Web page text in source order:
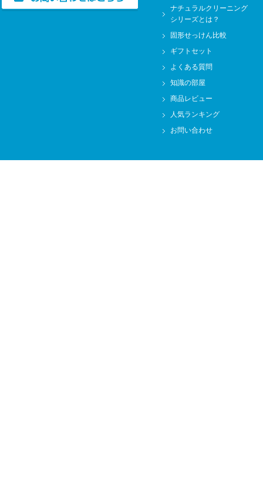
ナチュラルクリーニング
シリーズとは？
固形せっけん比較
ギフトセット
よくある質問
知識の部屋
商品レビュー
人気ランキング
お問い合わせ